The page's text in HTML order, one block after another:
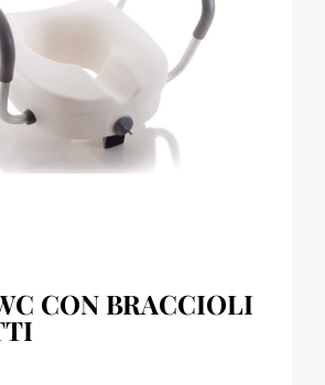
CON BRACCIOLI